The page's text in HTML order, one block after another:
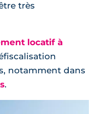
très
locatif à
notamment dans
.